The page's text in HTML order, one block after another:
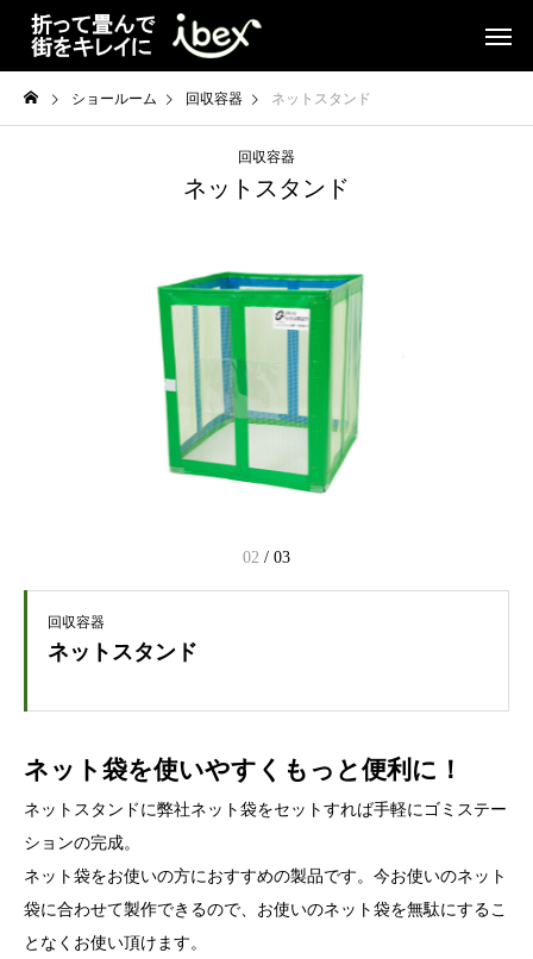
ショールーム 回収容器 ネットスタンド
回収容器
ネットスタンド
02 / 03
回収容器
ネットスタンド
ネット袋を使いやすくもっと便利に！
ネットスタンドに弊社ネット袋をセットすれば手軽にゴミステー
ションの完成。
ネット袋をお使いの方におすすめの製品です。今お使いのネット
袋に合わせて製作できるので、お使いのネット袋を無駄にするこ
となくお使い頂けます。